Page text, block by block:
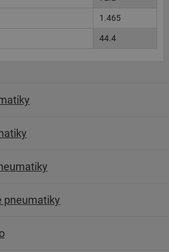
1.465
44.4
pneumatiky